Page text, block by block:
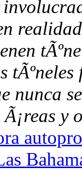
nunca
y